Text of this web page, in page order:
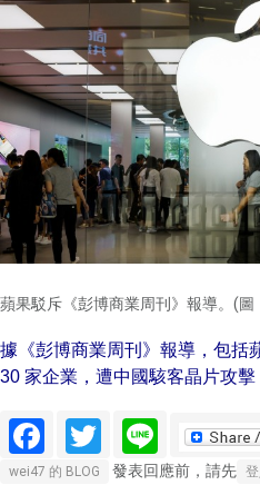
蘋果駁斥《彭博商業周刊》報導。(圖
據《彭博商業周刊》報導，包括
30 家企業，遭中國駭客晶片攻擊
Facebook
Twitter
Line
wei47 的 BLOG 發表回應前，請先